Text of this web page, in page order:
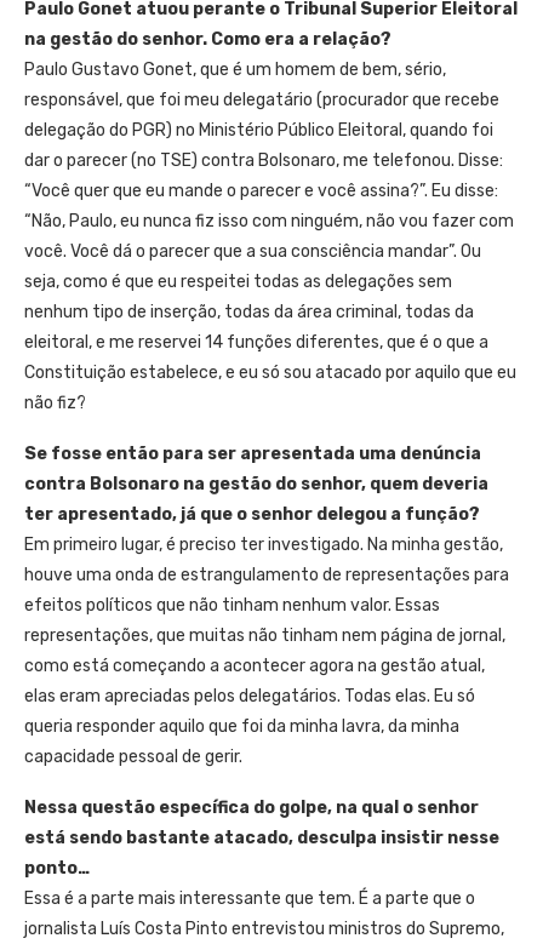
Paulo Gonet atuou perante o Tribunal Superior Eleitoral
na gestão do senhor. Como era a relação?
Paulo Gustavo Gonet, que é um homem de bem, sério,
responsável, que foi meu delegatário (procurador que recebe
delegação do PGR) no Ministério Público Eleitoral, quando foi
dar o parecer (no TSE) contra Bolsonaro, me telefonou. Disse:
“Você quer que eu mande o parecer e você assina?”. Eu disse:
“Não, Paulo, eu nunca fiz isso com ninguém, não vou fazer com
você. Você dá o parecer que a sua consciência mandar”. Ou
seja, como é que eu respeitei todas as delegações sem
nenhum tipo de inserção, todas da área criminal, todas da
eleitoral, e me reservei 14 funções diferentes, que é o que a
Constituição estabelece, e eu só sou atacado por aquilo que eu
não fiz?
Se fosse então para ser apresentada uma denúncia
contra Bolsonaro na gestão do senhor, quem deveria
ter apresentado, já que o senhor delegou a função?
Em primeiro lugar, é preciso ter investigado. Na minha gestão,
houve uma onda de estrangulamento de representações para
efeitos políticos que não tinham nenhum valor. Essas
representações, que muitas não tinham nem página de jornal,
como está começando a acontecer agora na gestão atual,
elas eram apreciadas pelos delegatários. Todas elas. Eu só
queria responder aquilo que foi da minha lavra, da minha
capacidade pessoal de gerir.
Nessa questão específica do golpe, na qual o senhor
está sendo bastante atacado, desculpa insistir nesse
ponto…
Essa é a parte mais interessante que tem. É a parte que o
jornalista Luís Costa Pinto entrevistou ministros do Supremo,